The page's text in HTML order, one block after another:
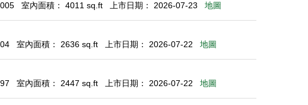
室內面積： 4011 sq.ft 上市日期： 2026-07-23 地圖
室內面積： 2636 sq.ft 上市日期： 2026-07-22 地圖
室內面積： 2447 sq.ft 上市日期： 2026-07-22 地圖